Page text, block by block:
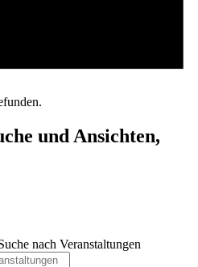
und Ansichten,
nach Veranstaltungen